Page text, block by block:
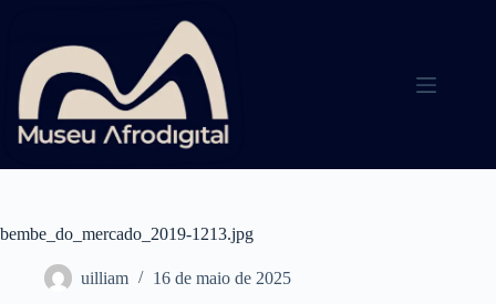
conteúdo
bembe_do_mercado_2019-1213.jpg
uilliam 16 de maio de 2025